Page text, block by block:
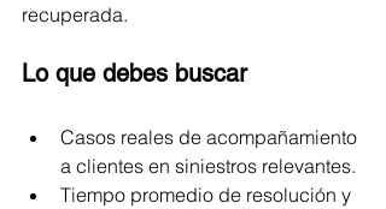
recuperada.
Lo que debes buscar
Casos reales de acompañamiento
a clientes en siniestros relevantes.
Tiempo promedio de resolución y